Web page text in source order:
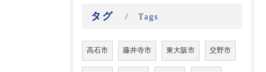
タグ Tags
高石市 藤井寺市 東大阪市 交野市